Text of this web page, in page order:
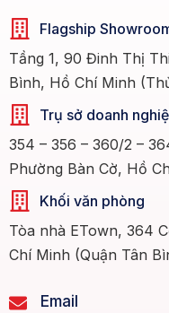
Flagship
Tầng 1, 90 Đinh Thị
Bình, Hồ Chí Minh
Trụ sở doanh
354 – 356 – 360/2 –
Phường Bàn Cờ, Hồ
Khối văn phòng
Tòa nhà ETown, 364
Chí Minh (Quận Tân
Email